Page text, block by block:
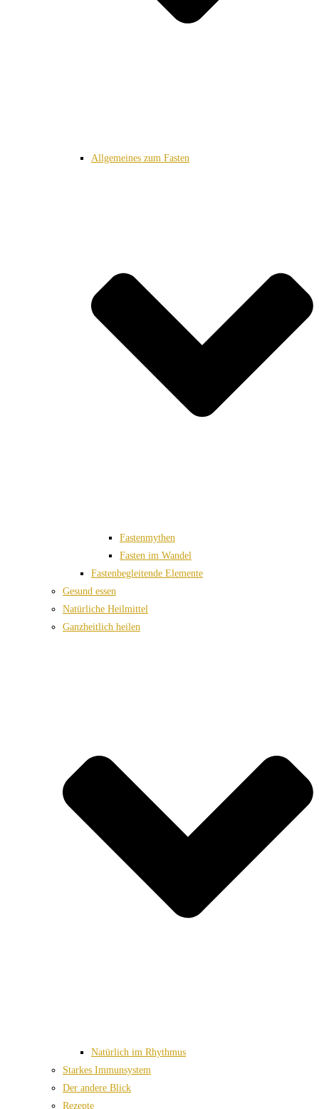
Allgemeines zum Fasten
Fastenmythen
Fasten im Wandel
Fastenbegleitende Elemente
Gesund essen
Natürliche Heilmittel
Ganzheitlich heilen
Natürlich im Rhythmus
Starkes Immunsystem
Der andere Blick
Rezepte